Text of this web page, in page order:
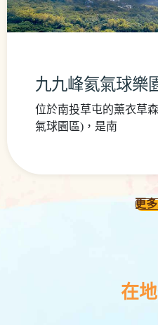
九九峰氦氣球樂
位於南投草屯的薰衣草
氣球園區)，是南
更
在